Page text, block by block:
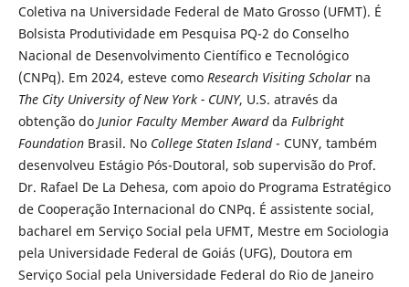
Coletiva na Universidade Federal de Mato Grosso (UFMT). É
Bolsista Produtividade em Pesquisa PQ-2 do Conselho
Nacional de Desenvolvimento Científico e Tecnológico
(CNPq). Em 2024, esteve como Research Visiting Scholarna
The City University of New York - CUNY, U.S. através da
obtenção do Junior Faculty Member Awardda Fulbright
FoundationBrasil. No College Staten Island- CUNY, também
desenvolveu Estágio Pós-Doutoral, sob supervisão do Prof.
Dr. Rafael De La Dehesa, com apoio do Programa Estratégico
de Cooperação Internacional do CNPq. É assistente social,
bacharel em Serviço Social pela UFMT, Mestre em Sociologia
pela Universidade Federal de Goiás (UFG), Doutora em
Serviço Social pela Universidade Federal do Rio de Janeiro